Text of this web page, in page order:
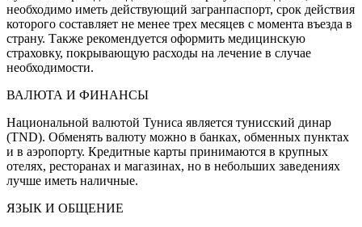
необходимо иметь действующий загранпаспорт, срок действия
которого составляет не менее трех месяцев с момента въезда в
страну. Также рекомендуется оформить медицинскую
страховку, покрывающую расходы на лечение в случае
необходимости.
ВАЛЮТА И ФИНАНСЫ
Национальной валютой Туниса является тунисский динар
(TND). Обменять валюту можно в банках, обменных пунктах
и в аэропорту. Кредитные карты принимаются в крупных
отелях, ресторанах и магазинах, но в небольших заведениях
лучше иметь наличные.
ЯЗЫК И ОБЩЕНИЕ